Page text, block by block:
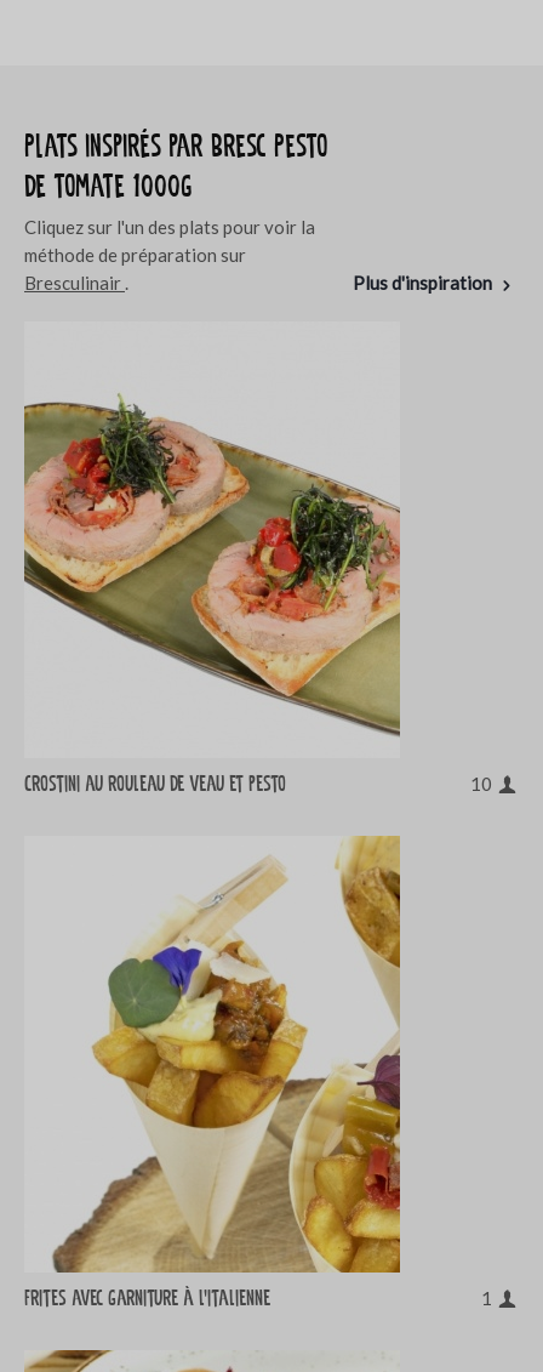
Plats inspirés par Bresc Pesto
de tomate 1000g
Cliquez sur l'un des plats pour voir la
méthode de préparation sur
Bresculinair . Plus d'inspiration
Crostini au rouleau de veau et pesto 10
Frites avec garniture à l'italienne 1